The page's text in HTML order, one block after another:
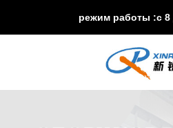
режим работы :с